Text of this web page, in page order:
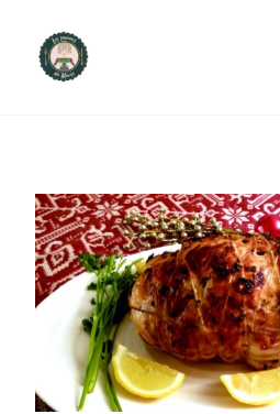
PRODUITS ET SERVICES
NOUS CONTACTER
RECETTES
SEARCH